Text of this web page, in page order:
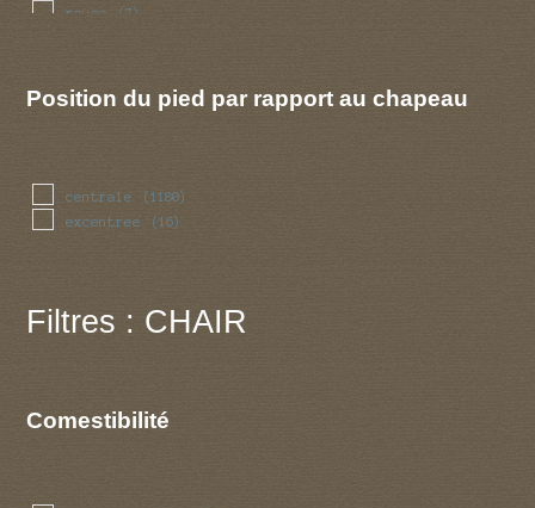
rouge (7)
Position du pied par rapport au chapeau
centrale (1180)
excentree (16)
Filtres : CHAIR
Comestibilité